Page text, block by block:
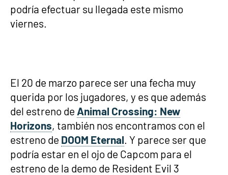
podría efectuar su llegada este mismo
viernes.
El 20 de marzo parece ser una fecha muy
querida por los jugadores, y es que además
del estreno de Animal Crossing: New
Horizons, también nos encontramos con el
estreno de DOOM Eternal. Y parece ser que
podría estar en el ojo de Capcom para el
estreno de la demo de Resident Evil 3